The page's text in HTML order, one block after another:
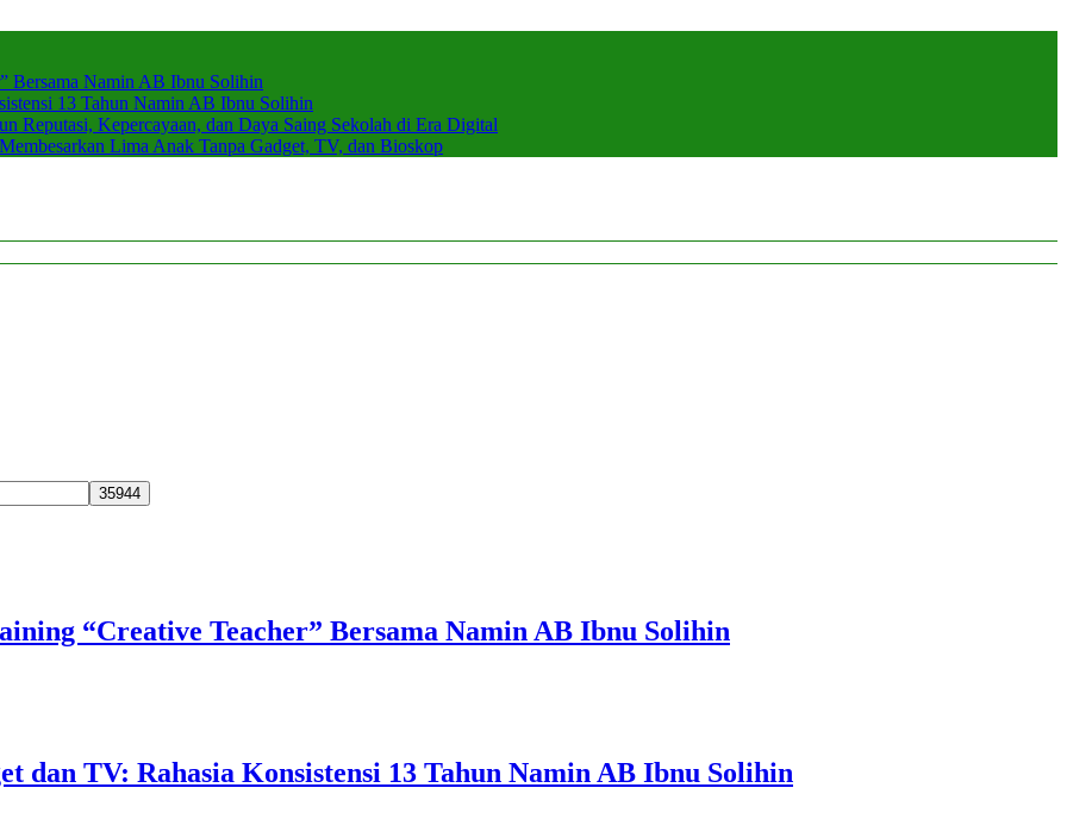
Bersama Namin AB Ibnu Solihin
13 Tahun Namin AB Ibnu Solihin
Reputasi, Kepercayaan, dan Daya Saing Sekolah di Era Digital
Lima Anak Tanpa Gadget, TV, dan Bioskop
“Creative Teacher” Bersama Namin AB Ibnu Solihin
dan TV: Rahasia Konsistensi 13 Tahun Namin AB Ibnu Solihin